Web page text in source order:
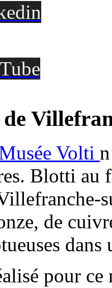
Volti
Blotti au
de
pour ce